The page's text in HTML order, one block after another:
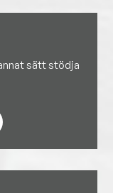
sätt stödja